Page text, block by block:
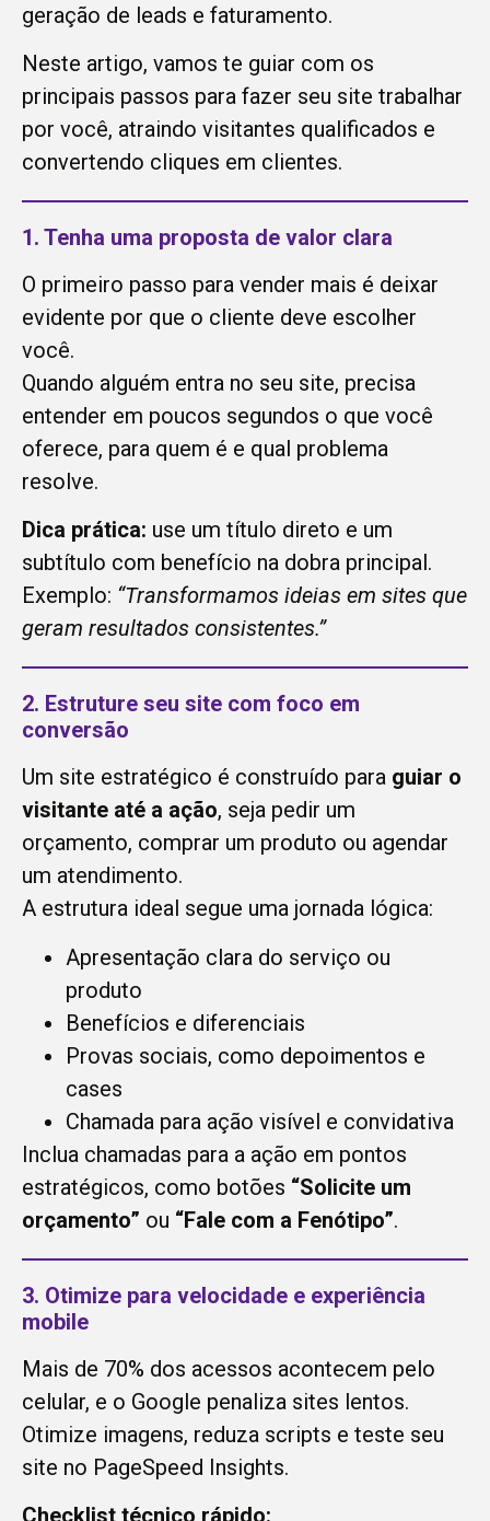
geração de leads e faturamento.
Neste artigo, vamos te guiar com os
principais passos para fazer seu site trabalhar
por você, atraindo visitantes qualificados e
convertendo cliques em clientes.
1. Tenha uma proposta de valor clara
O primeiro passo para vender mais é deixar
evidente por que o cliente deve escolher
você.
Quando alguém entra no seu site, precisa
entender em poucos segundos o que você
oferece, para quem é e qual problema
resolve.
Dica prática: use um título direto e um
subtítulo com benefício na dobra principal.
Exemplo: “Transformamos ideias em sites que
geram resultados consistentes.”
2. Estruture seu site com foco em
conversão
Um site estratégico é construído para guiar o
visitante até a ação, seja pedir um
orçamento, comprar um produto ou agendar
um atendimento.
A estrutura ideal segue uma jornada lógica:
Apresentação clara do serviço ou
produto
Benefícios e diferenciais
Provas sociais, como depoimentos e
cases
Chamada para ação visível e convidativa
Inclua chamadas para a ação em pontos
estratégicos, como botões “Solicite um
orçamento” ou “Fale com a Fenótipo”.
3. Otimize para velocidade e experiência
mobile
Mais de 70% dos acessos acontecem pelo
celular, e o Google penaliza sites lentos.
Otimize imagens, reduza scripts e teste seu
site no PageSpeed Insights.